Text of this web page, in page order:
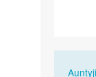
Auntyji